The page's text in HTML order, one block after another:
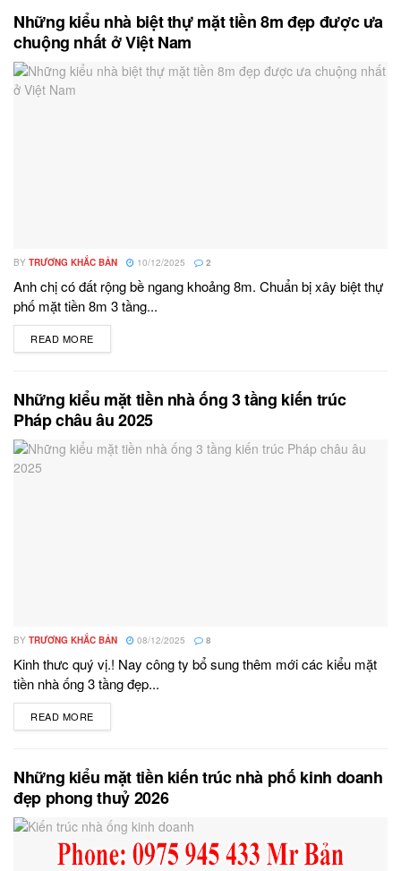
Những kiểu nhà biệt thự mặt tiền 8m đẹp được ưa
chuộng nhất ở Việt Nam
BY TRƯƠNG KHẮC BẢN 10/12/2025 2
Anh chị có đất rộng bề ngang khoảng 8m. Chuẩn bị xây biệt thự
phố mặt tiền 8m 3 tầng...
READ MORE
Những kiểu mặt tiền nhà ống 3 tầng kiến trúc
Pháp châu âu 2025
BY TRƯƠNG KHẮC BẢN 08/12/2025 8
Kinh thưc quý vị.! Nay công ty bổ sung thêm mới các kiểu mặt
tiền nhà ống 3 tầng đẹp...
READ MORE
Những kiểu mặt tiền kiến trúc nhà phố kinh doanh
đẹp phong thuỷ 2026